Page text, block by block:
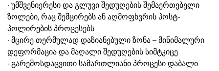
· უმშვენიერესი და გლუვი შედუღების შემაერთებელი
ზოლები, რაც შემცირებს ან აღმოფხვრის პოსტ-
პოლირების პროცესებს
· მცირე თერმულად დაზიანებული ზონა – მინიმალური
დეფორმაცია და მაღალი შედუღების სიმტკიცე
· გარემოსდაცვითი სამართლიანი პროცესი დაბალი